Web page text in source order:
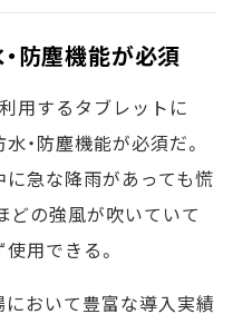
防塵機能が必須
用するタブレットに
・防塵機能が必須だ。
に急な降雨があっても慌
どの強風が吹いていて
用できる。
おいて豊富な導入実績